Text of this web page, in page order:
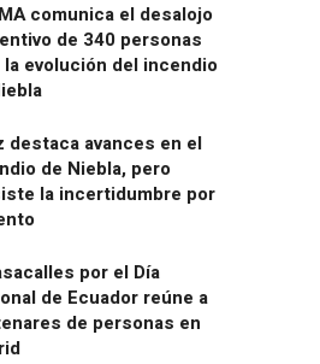
comunica el desalojo
de 340 personas
la evolución del incendio
destaca avances en el
de Niebla, pero
la incertidumbre por
por el Día
de Ecuador reúne a
de personas en